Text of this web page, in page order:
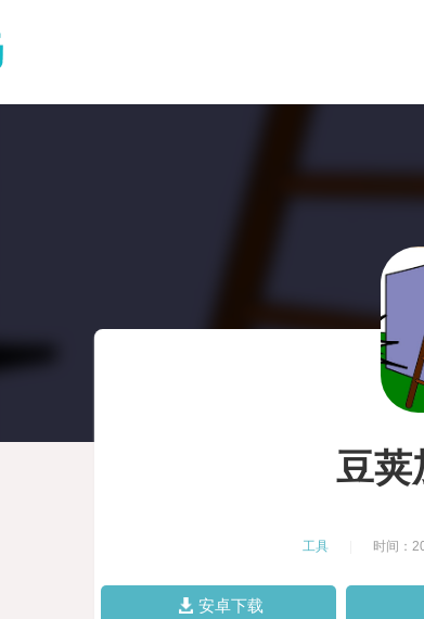
豆荚
工具 时间：
安卓下载